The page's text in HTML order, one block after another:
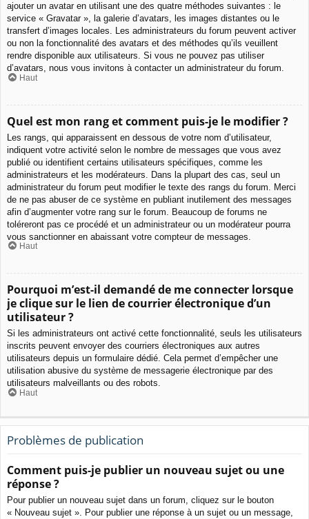
ajouter un avatar en utilisant une des quatre méthodes suivantes : le
service « Gravatar », la galerie d’avatars, les images distantes ou le
transfert d’images locales. Les administrateurs du forum peuvent activer
ou non la fonctionnalité des avatars et des méthodes qu’ils veuillent
rendre disponible aux utilisateurs. Si vous ne pouvez pas utiliser
d’avatars, nous vous invitons à contacter un administrateur du forum.
Haut
Quel est mon rang et comment puis-je le modifier ?
Les rangs, qui apparaissent en dessous de votre nom d’utilisateur,
indiquent votre activité selon le nombre de messages que vous avez
publié ou identifient certains utilisateurs spécifiques, comme les
administrateurs et les modérateurs. Dans la plupart des cas, seul un
administrateur du forum peut modifier le texte des rangs du forum. Merci
de ne pas abuser de ce système en publiant inutilement des messages
afin d’augmenter votre rang sur le forum. Beaucoup de forums ne
toléreront pas ce procédé et un administrateur ou un modérateur pourra
vous sanctionner en abaissant votre compteur de messages.
Haut
Pourquoi m’est-il demandé de me connecter lorsque
je clique sur le lien de courrier électronique d’un
utilisateur ?
Si les administrateurs ont activé cette fonctionnalité, seuls les utilisateurs
inscrits peuvent envoyer des courriers électroniques aux autres
utilisateurs depuis un formulaire dédié. Cela permet d’empêcher une
utilisation abusive du système de messagerie électronique par des
utilisateurs malveillants ou des robots.
Haut
Problèmes de publication
Comment puis-je publier un nouveau sujet ou une
réponse ?
Pour publier un nouveau sujet dans un forum, cliquez sur le bouton
« Nouveau sujet ». Pour publier une réponse à un sujet ou un message,